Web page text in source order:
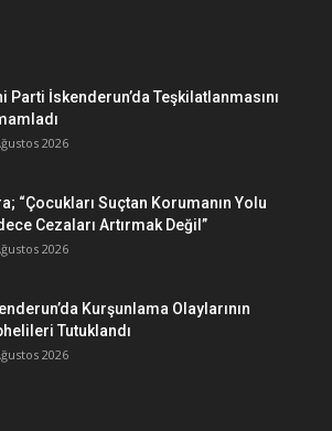
Parti İskenderun’da Teşkilatlanmasını
2026
“Çocukları Suçtan Korumanın Yolu
Cezaları Artırmak Değil”
2026
Kurşunlama Olaylarının
Tutuklandı
2026